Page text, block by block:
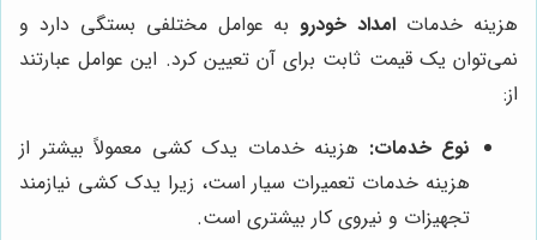
هزینه خدمات امداد خودرو به عوامل مختلفی بستگی دارد و
نمی‌توان یک قیمت ثابت برای آن تعیین کرد. این عوامل عبارتند
از:
نوع خدمات: هزینه خدمات یدک کشی معمولاً بیشتر از
هزینه خدمات تعمیرات سیار است، زیرا یدک کشی نیازمند
تجهیزات و نیروی کار بیشتری است.